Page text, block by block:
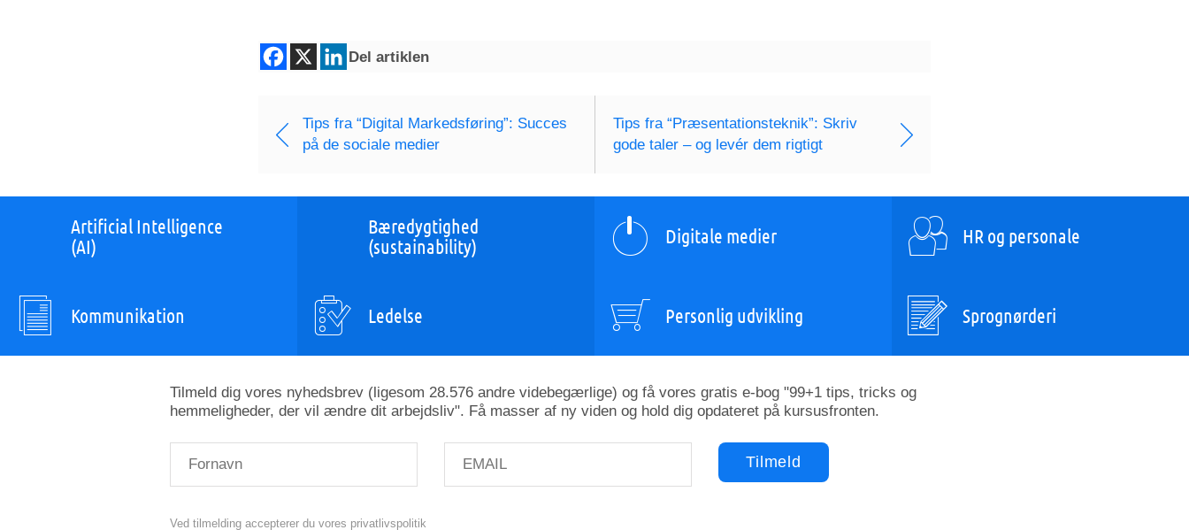
Del artiklen
Tips fra “Digital Markedsføring”: Succes
på de sociale medier
Tips fra “Præsentationsteknik”: Skriv
gode taler – og levér dem rigtigt
Artificial Intelligence
(AI)
Bæredygtighed
(sustainability)
Digitale medier HR og personale
Kommunikation Ledelse Personlig udvikling Sprognørderi
Tilmeld dig vores nyhedsbrev (ligesom 28.576 andre videbegærlige) og få vores gratis e-bog "99+1 tips, tricks og
hemmeligheder, der vil ændre dit arbejdsliv". Få masser af ny viden og hold dig opdateret på kursusfronten.
Ved tilmelding accepterer du vores privatlivspolitik